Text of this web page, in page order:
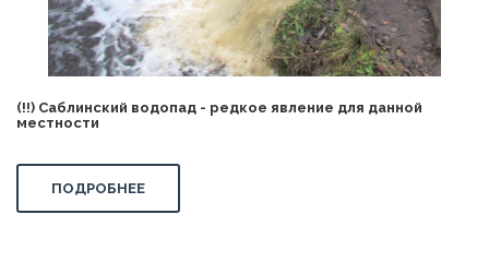
(!!) Саблинский водопад - редкое явление для данной
местности
ПОДРОБНЕЕ